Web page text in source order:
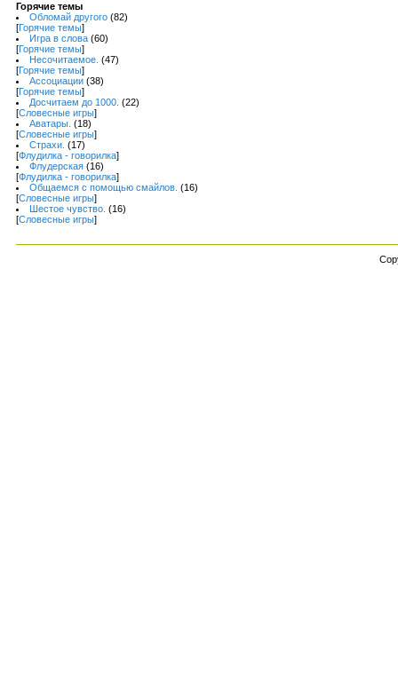
Горячие темы
Обломай другого (82)
[Горячие темы]
Игра в слова (60)
[Горячие темы]
Несочитаемое. (47)
[Горячие темы]
Ассоциации (38)
[Горячие темы]
Досчитаем до 1000. (22)
[Словесные игры]
Аватары. (18)
[Словесные игры]
Страхи. (17)
[Флудилка - говорилка]
Флудерская (16)
[Флудилка - говорилка]
Общаемся с помощью смайлов. (16)
[Словесные игры]
Шестое чувство. (16)
[Словесные игры]